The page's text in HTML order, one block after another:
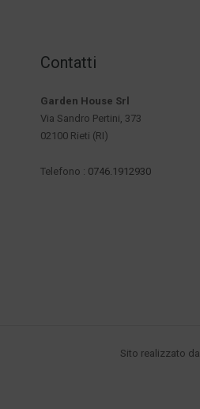
Contatti
Garden House Srl
Via Sandro Pertini, 373
02100 Rieti (RI)
Telefono : 0746.1912930
Sito realizzato da